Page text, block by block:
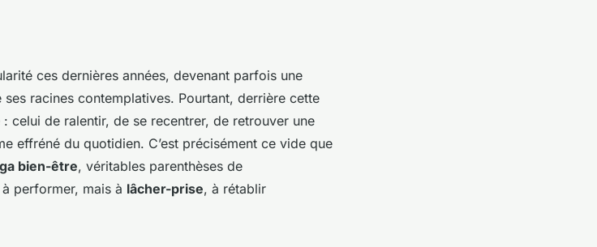
pour
ces dernières années, devenant parfois une
racines contemplatives. Pourtant, derrière cette
celui de ralentir, de se recentrer, de retrouver une
effréné du quotidien. C’est précisément ce vide que
bien-être, véritables parenthèses de
performer, mais à lâcher-prise, à rétablir